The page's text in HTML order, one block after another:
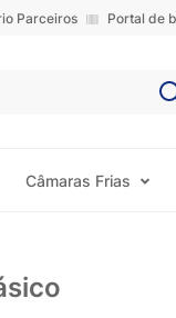
Parceiros Portal de
Câmaras Frias